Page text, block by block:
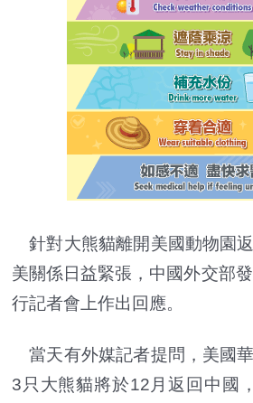
針對大熊貓離開美國動物園
美關係日益緊張，中國外交部
行記者會上作出回應。
當天有外媒記者提問，美國
3只大熊貓將於12月返回中國